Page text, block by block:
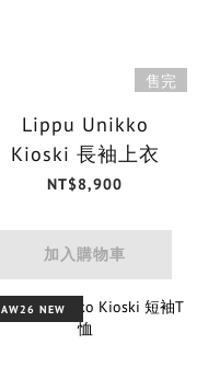
售完
Lippu Unikko
Kioski 長袖上衣
NT$8,900
加入購物車
AW26 NEW